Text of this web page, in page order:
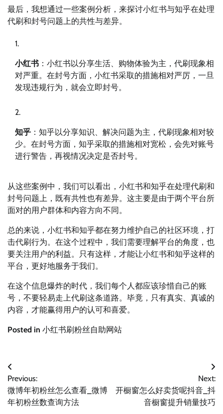
最后，我想通过一些案例分析，来探讨小红书与知乎在处理
代刷和封号问题上的共性与差异。
小红书 ：小红书以分享生活、购物体验为主，代刷现象相
对严重。在封号方面，小红书采取的措施相对严厉，一旦
发现违规行为，就会立即封号。
知乎 ：知乎以分享知识、解决问题为主，代刷现象相对较
少。在封号方面，知乎采取的措施相对宽松，会先对账号
进行警告，再视情况决定是否封号。
从这些案例中，我们可以看出，小红书和知乎在处理代刷和
封号问题上，既有共性也有差异。这主要是由于两个平台所
面对的用户群体和内容方向不同。
总的来说，小红书和知乎都在努力维护自己的社区环境，打
击代刷行为。在这个过程中，我们需要理解平台的角度，也
要关注用户的利益。只有这样，才能让小红书和知乎这样的
平台，更好地服务于我们。
在这个信息爆炸的时代，我们每个人都应该珍惜自己的账
号，不要轻易走上代刷这条道路。毕竟，只有真实、真诚的
内容，才能赢得用户的认可和喜爱。
Posted in 小红书刷粉丝自助网站
文
章
导
Previous:
微博年初粉丝怎么查看_微博
年初粉丝数查询方法
Next:
开橱窗怎么好卖货呢抖音_抖
音橱窗提升销量技巧